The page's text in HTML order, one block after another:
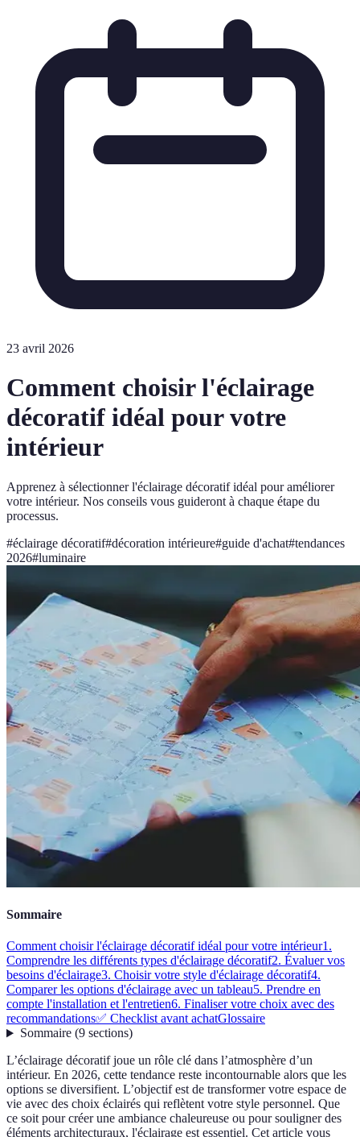
23 avril 2026
Comment choisir l'éclairage
décoratif idéal pour votre
intérieur
Apprenez à sélectionner l'éclairage décoratif idéal pour améliorer
votre intérieur. Nos conseils vous guideront à chaque étape du
processus.
#éclairage décoratif#décoration intérieure#guide d'achat#tendances
2026#luminaire
Sommaire
Comment choisir l'éclairage décoratif idéal pour votre intérieur1.
Comprendre les différents types d'éclairage décoratif2. Évaluer vos
besoins d'éclairage3. Choisir votre style d'éclairage décoratif4.
Comparer les options d'éclairage avec un tableau5. Prendre en
compte l'installation et l'entretien6. Finaliser votre choix avec des
recommandations✅ Checklist avant achatGlossaire
Sommaire(9 sections)
L’éclairage décoratif joue un rôle clé dans l’atmosphère d’un
intérieur. En 2026, cette tendance reste incontournable alors que les
options se diversifient. L’objectif est de transformer votre espace de
vie avec des choix éclairés qui reflètent votre style personnel. Que
ce soit pour créer une ambiance chaleureuse ou pour souligner des
éléments architecturaux, l'éclairage est essentiel. Cet article vous